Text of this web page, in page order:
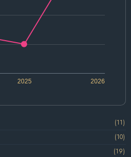
2026
2025
(11)
(10)
(19)